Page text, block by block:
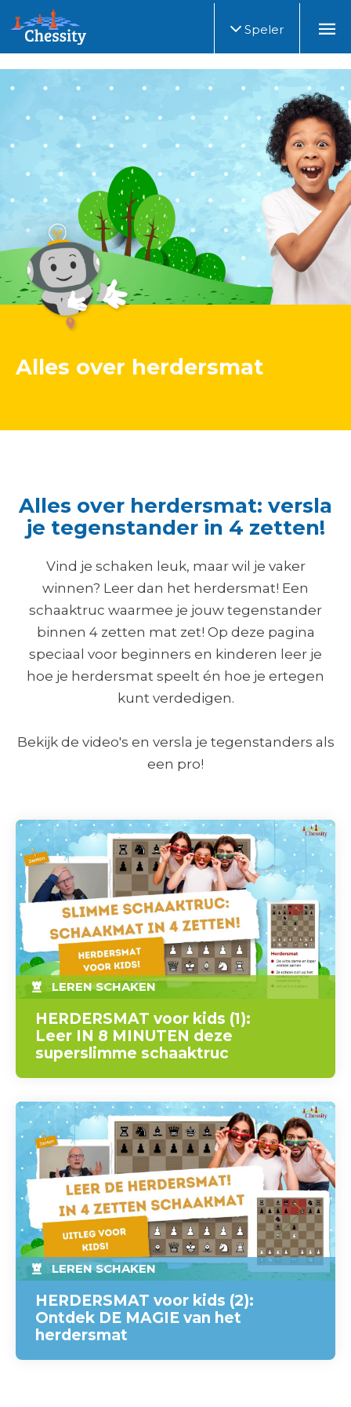
Speler
Alles over herdersmat
Alles over herdersmat: versla
je tegenstander in 4 zetten!
Vind je schaken leuk, maar wil je vaker
winnen? Leer dan het herdersmat! Een
schaaktruc waarmee je jouw tegenstander
binnen 4 zetten mat zet! Op deze pagina
speciaal voor beginners en kinderen leer je
hoe je herdersmat speelt én hoe je ertegen
kunt verdedigen.
Bekijk de video's en versla je tegenstanders als
een pro!
LEREN SCHAKEN
HERDERSMAT voor kids (1):
Leer IN 8 MINUTEN deze
superslimme schaaktruc
LEREN SCHAKEN
HERDERSMAT voor kids (2):
Ontdek DE MAGIE van het
herdersmat